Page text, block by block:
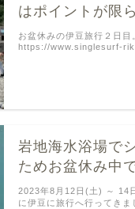
はポイントが限
お盆休みの伊豆旅行２日
https://www.singlesurf-
岩地海水浴場で
ためお盆休み中
2023年8月12日(土) ～ 14
に伊豆に旅行へ行ってき